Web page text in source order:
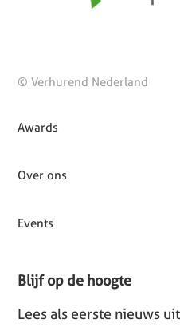
© Verhurend Nederland
Awards
Over ons
Events
Blijf op de hoogte
Lees als eerste nieuws